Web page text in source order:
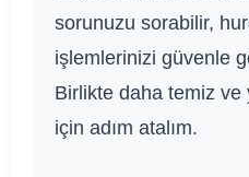
sorunuzu sorabilir,
işlemlerinizi güvenle
Birlikte daha temiz
için adım atalım.